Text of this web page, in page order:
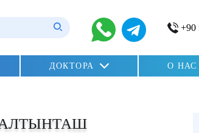
ДОКТОРА О НАС